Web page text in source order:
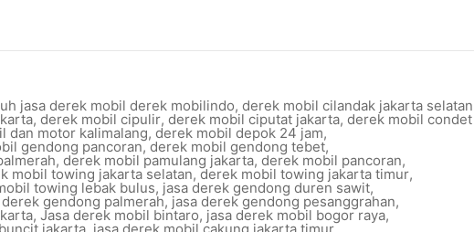
jasa derek mobil derek mobilindo, derek mobil cilandak jakarta selatan
, derek mobil cipulir, derek mobil ciputat jakarta, derek mobil condet
dan motor kalimalang, derek mobil depok 24 jam,
gendong pancoran,derek mobil gendong tebet,
, derek mobil pamulang jakarta, derek mobil pancoran,
mobil towing jakarta selatan, derek mobil towing jakarta timur,
towing lebak bulus, jasa derek gendong duren sawit,
derek gendong palmerah, jasa derek gendong pesanggrahan,
, Jasa derek mobil bintaro, jasa derek mobil bogor raya,